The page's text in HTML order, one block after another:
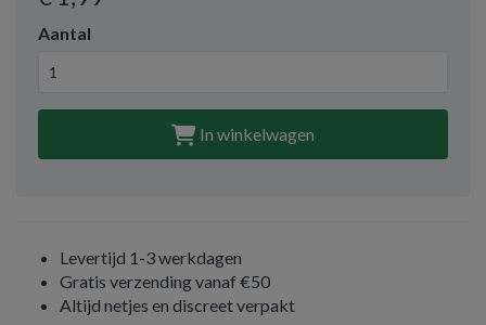
Aantal
In winkelwagen
Levertijd 1-3 werkdagen
Gratis verzending vanaf €50
Altijd netjes en discreet verpakt